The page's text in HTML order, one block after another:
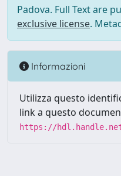
Padova. Full Text are
exclusive license.
Informazioni
Utilizza questo
link a questo
https://